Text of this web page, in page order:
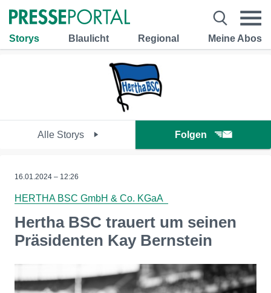
Storys Blaulicht Regional Meine Abos
Alle Storys Folgen
16.01.2024 – 12:26
HERTHA BSC GmbH & Co. KGaA
Hertha BSC trauert um seinen
Präsidenten Kay Bernstein